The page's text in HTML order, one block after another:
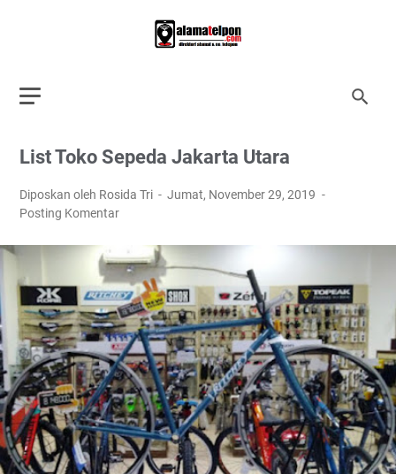
List Toko Sepeda Jakarta Utara
Diposkan oleh Rosida Tri
Jumat, November 29, 2019
Posting Komentar